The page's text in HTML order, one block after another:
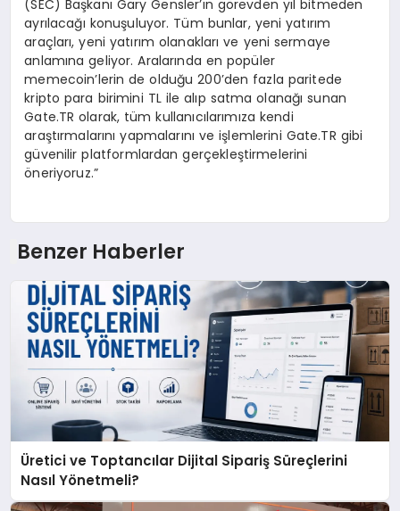
(SEC) Başkanı Gary Gensler’ın görevden yıl bitmeden
ayrılacağı konuşuluyor. Tüm bunlar, yeni yatırım
araçları, yeni yatırım olanakları ve yeni sermaye
anlamına geliyor. Aralarında en popüler
memecoin’lerin de olduğu 200’den fazla paritede
kripto para birimini TL ile alıp satma olanağı sunan
Gate.TR olarak, tüm kullanıcılarımıza kendi
araştırmalarını yapmalarını ve işlemlerini Gate.TR gibi
güvenilir platformlardan gerçekleştirmelerini
öneriyoruz.”
Benzer Haberler
Üretici ve Toptancılar Dijital Sipariş Süreçlerini
Nasıl Yönetmeli?